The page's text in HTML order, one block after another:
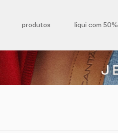
produtos liqui com 50%